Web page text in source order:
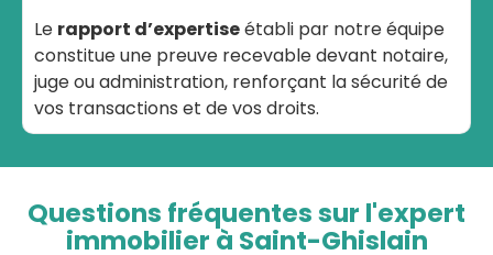
Le rapport d’expertiseétabli par notre équipe
constitue une preuve recevable devant notaire,
juge ou administration, renforçant la sécurité de
vos transactions et de vos droits.
Questions fréquentes sur l'expert
immobilier à Saint-Ghislain